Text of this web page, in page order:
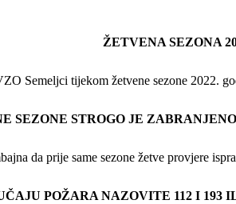
ŽETVENA SEZONA
Semeljci tijekom žetvene sezone 2022.
SEZONE STROGO JE
da prije same sezone žetve provjere
POŽARA NAZOVITE 112 I 193